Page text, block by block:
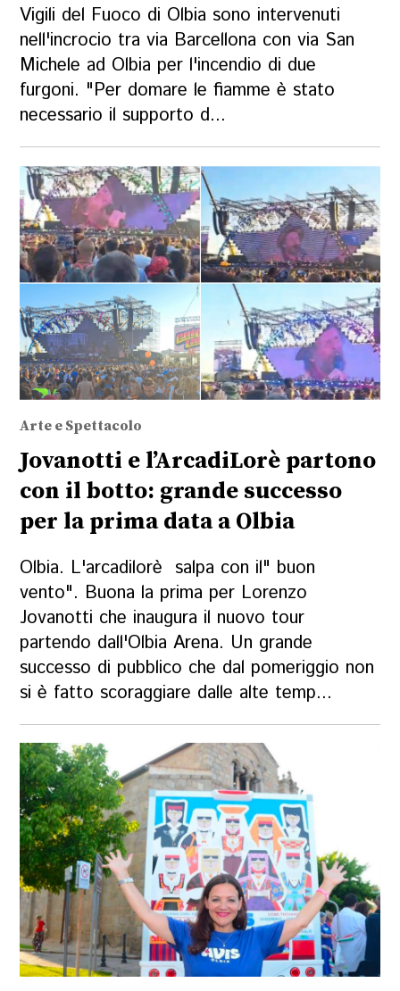
Vigili del Fuoco di Olbia sono intervenuti
nell'incrocio tra via Barcellona con via San
Michele ad Olbia per l'incendio di due
furgoni. "Per domare le fiamme è stato
necessario il supporto d...
Arte e Spettacolo
Jovanotti e l’ArcadiLorè partono
con il botto: grande successo
per la prima data a Olbia
Olbia. L'arcadilorè salpa con il" buon
vento". Buona la prima per Lorenzo
Jovanotti che inaugura il nuovo tour
partendo dall'Olbia Arena. Un grande
successo di pubblico che dal pomeriggio non
si è fatto scoraggiare dalle alte temp...